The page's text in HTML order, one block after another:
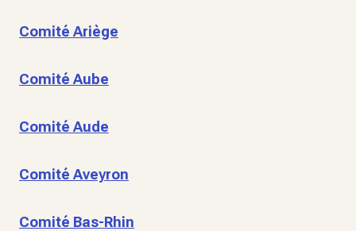
Comité Ariège
Comité Aube
Comité Aude
Comité Aveyron
Comité Bas-Rhin